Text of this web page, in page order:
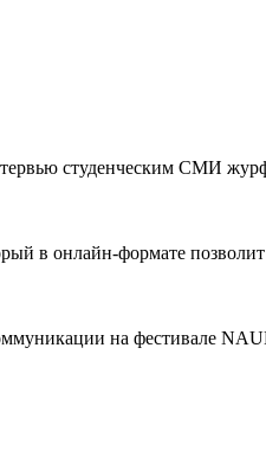
студенческим СМИ
в онлайн-формате позволит
на фестивале